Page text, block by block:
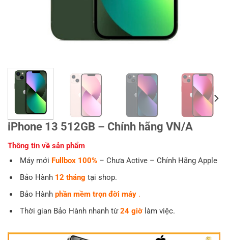
iPhone 13 512GB – Chính hãng VN/A
Thông tin về sản phẩm
Máy mới Fullbox 100%– Chưa Active – Chính Hãng Apple
Bảo Hành 12 tháng tại shop.
Bảo Hành phần mềm trọn đời máy.
Thời gian Bảo Hành nhanh từ24 giờlàm việc.